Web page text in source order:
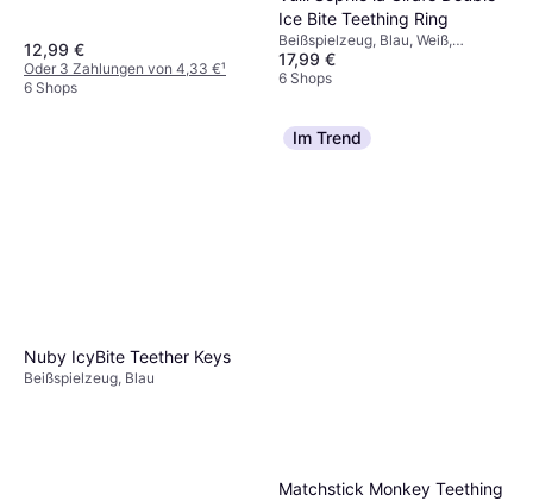
12,99 €
Oder 3 Zahlungen von 4,33 €¹
6 Shops
Ice Bite Teething Ring
Beißspielzeug, Blau, Weiß,
Material: Silikon, Naturgummi
17,99 €
6 Shops
Nuby IcyBite Teether Keys
Beißspielzeug, Blau
Im Trend
Matchstick Monkey Teething